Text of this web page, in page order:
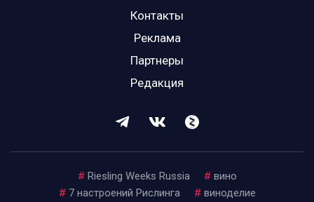
Контакты
Реклама
Партнеры
Редакция
# Riesling Weeks Russia # вино
# 7 настроений Рислинга # виноделие